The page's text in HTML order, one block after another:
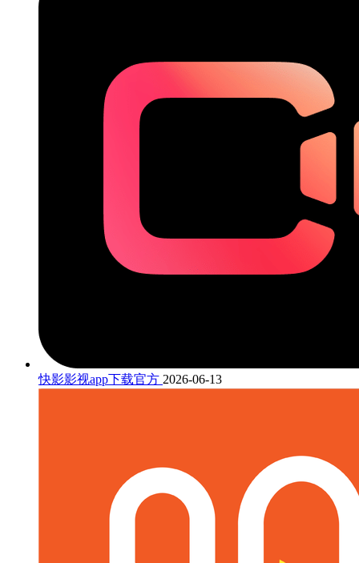
快影影视app下载官方 2026-06-13